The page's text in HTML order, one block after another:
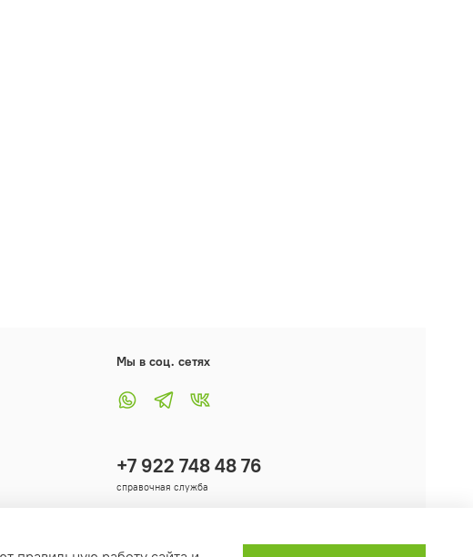
Мы в соц. сетях
+7 922 748 48 76
справочная служба